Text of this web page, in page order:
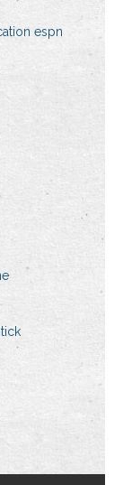
espn